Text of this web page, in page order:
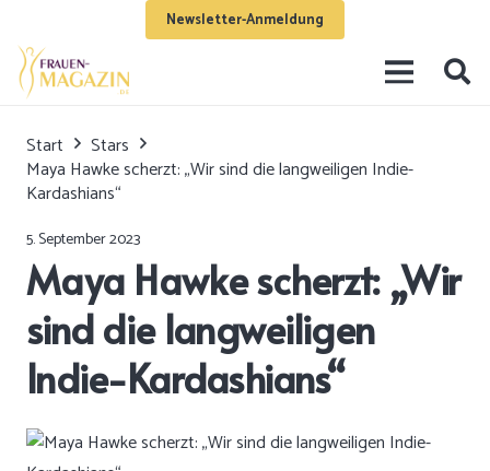
Newsletter-Anmeldung
Start
Stars
Maya Hawke scherzt: „Wir sind die langweiligen Indie-
Kardashians“
5. September 2023
Maya Hawke scherzt: „Wir
sind die langweiligen
Indie-Kardashians“